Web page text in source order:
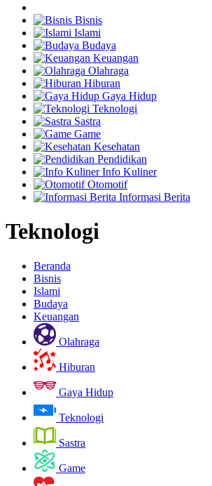
Bisnis
Islami
Budaya
Keuangan
Olahraga
Hiburan
Gaya Hidup
Teknologi
Sastra
Game
Kesehatan
Pendidikan
Info Kuliner
Otomotif
Informasi Berita
Teknologi
Beranda
Bisnis
Islami
Budaya
Keuangan
Olahraga
Hiburan
Gaya Hidup
Teknologi
Sastra
Game